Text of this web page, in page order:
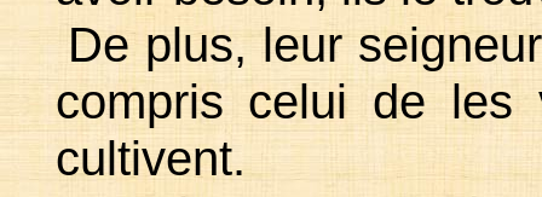
De plus, leur
compris celui de les
cultivent.